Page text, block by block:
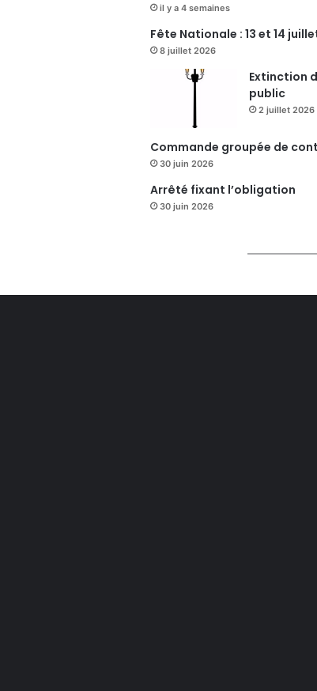
il y a 4 semaines
Fête Nationale : 13 et 14
8 juillet 2026
Extinction
public
2 juillet 2026
Commande groupée de
30 juin 2026
Arrêté fixant l’obligation
30 juin 2026